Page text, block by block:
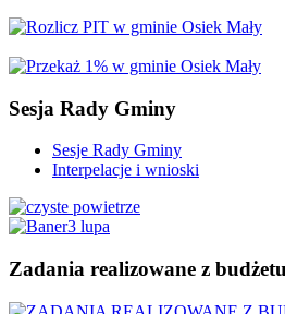
Sesja Rady Gminy
Sesje Rady Gminy
Interpelacje i wnioski
Zadania realizowane z